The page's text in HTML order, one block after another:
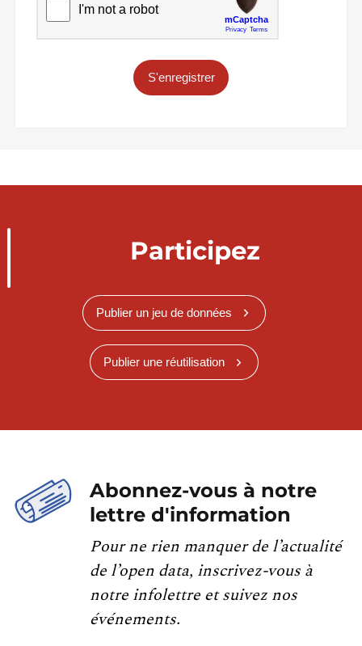
S'enregistrer
Participez
Publier un jeu de données
Publier une réutilisation
Abonnez-vous à notre
lettre d'information
Pour ne rien manquer de l’actualité
de l’open data, inscrivez-vous à
notre infolettre et suivez nos
événements.